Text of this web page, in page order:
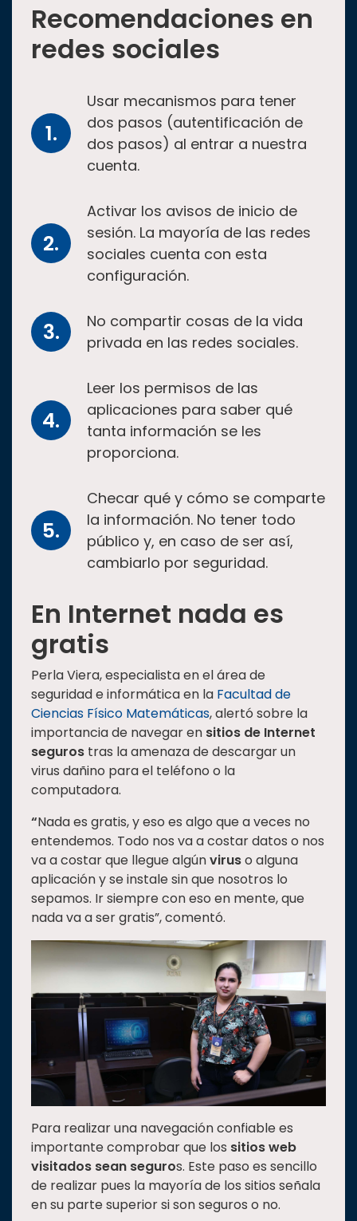
Recomendaciones en
redes sociales
Usar mecanismos para tener
dos pasos (autentificación de
dos pasos) al entrar a nuestra
cuenta.
Activar los avisos de inicio de
sesión. La mayoría de las redes
sociales cuenta con esta
configuración.
No compartir cosas de la vida
privada en las redes sociales.
Leer los permisos de las
aplicaciones para saber qué
tanta información se les
proporciona.
Checar qué y cómo se comparte
la información. No tener todo
público y, en caso de ser así,
cambiarlo por seguridad.
En Internet nada es
gratis
Perla Viera, especialista en el área de
seguridad e informática en la Facultad de
Ciencias Físico Matemáticas, alertó sobre la
importancia de navegar en sitios de Internet
seguros tras la amenaza de descargar un
virus dañino para el teléfono o la
computadora.
“Nada es gratis, y eso es algo que a veces no
entendemos. Todo nos va a costar datos o nos
va a costar que llegue algúnviruso alguna
aplicación y se instale sin que nosotros lo
sepamos. Ir siempre con eso en mente, que
nada va a ser gratis”, comentó.
Para realizar una navegación confiable es
importante comprobar que los sitios web
visitados sean seguros. Este paso es sencillo
de realizar pues la mayoría de los sitios señala
en su parte superior si son seguros o no.